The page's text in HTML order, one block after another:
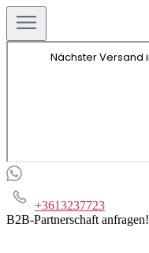
+3613237723
B2B-Partnerschaft anfragen!